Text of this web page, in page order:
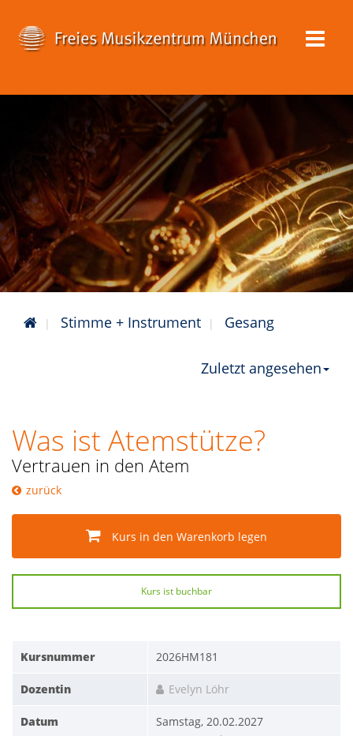
Stimme + Instrument Gesang
Zuletzt angesehen
Was ist Atemstütze?
Vertrauen in den Atem
zurück
Kurs in den Warenkorb legen
Kurs ist buchbar
Kursnummer 2026HM181
Dozentin Evelyn Löhr
Datum Samstag, 20.02.2027